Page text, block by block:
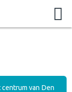
van Den